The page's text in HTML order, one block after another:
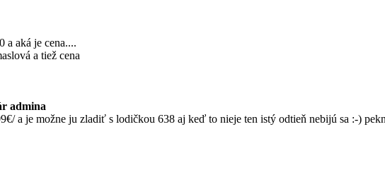
a aká je cena....
a tiež cena
admina
a je možne ju zladiť s lodičkou 638 aj keď to nieje ten istý odtieň nebijú sa :-)